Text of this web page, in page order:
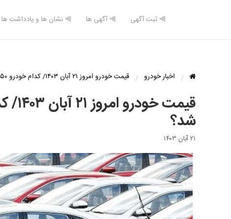
⫸ ثبت آگهی ⫸ آگهی ها ⫸ نشان ها و یادداشت ها
اخبار خودرو قیمت خودرو امروز ۲۱ آبان ۱۴۰۳/ کدام خودرو ۵۰ میلیون تومان ارزان شد؟
شد؟
۲۱ آبان ۱۴۰۳